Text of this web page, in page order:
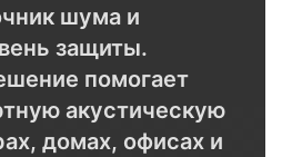
шума и
защиты.
помогает
акустическую
домах, офисах и